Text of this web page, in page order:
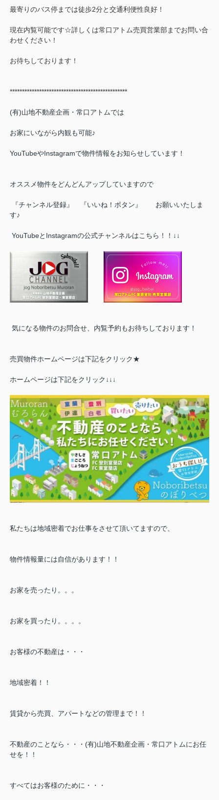
最寄りのバス停までは徒歩2分と交通利便性良好！
現在内覧可能です☆詳しくは常口アトム売買営業部までお問い合
わせください！
お待ちしております！
************************************************
(有)山地不動産企画・常口アトムでは
お家にいながら内観も可能♪
YouTubeやInstagramで物件情報をお知らせしています！
オススメ物件をどんどんアップしていますので
『チャンネル登録』 『いいね！ボタン』 お願いいたしま
す♪
YouTubeとInstagramの公式チャンネルはこちら！！↓↓
気になる物件のお問合せ、内覧予約もお待ちしております！
売買物件ホームページは下記をクリック★
ホームページは下記をクリック↓↓↓
私たちは地域密着でお仕事をさせて頂いてますので、
物件情報量には自信があります！！
お家を売ったり。。。
お家を買ったり。。。。
お客様の不動産は・・・
地域密着！！
賃貸から売買、アパートなどの管理まで！！
不動産のことなら・・・(有)山地不動産企画・常口アトムにお任
せを！！
すべてはお客様のために・・・